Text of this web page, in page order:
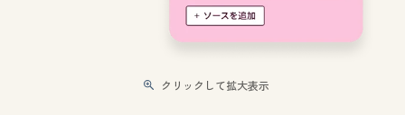
クリックして拡大表示